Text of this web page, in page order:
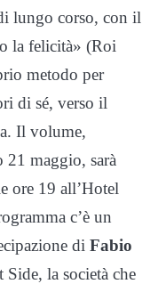
lungo corso, con il
la felicità» (Roi
metodo per
di sé, verso il
Il volume,
maggio, sarà
ore 19 all’Hotel
c’è un
di Fabio
la società che